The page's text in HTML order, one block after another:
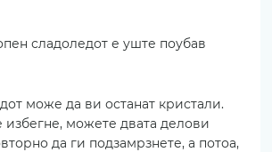
сладоледот е уште поубав
може да ви останат кристали.
избегне, можете двата делови
да ги подзамрзнете, а потоа,